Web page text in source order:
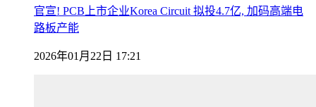
官宣! PCB上市企业Korea Circuit 拟投4.7亿, 加码高端电
路板产能
2026年01月22日 17:21